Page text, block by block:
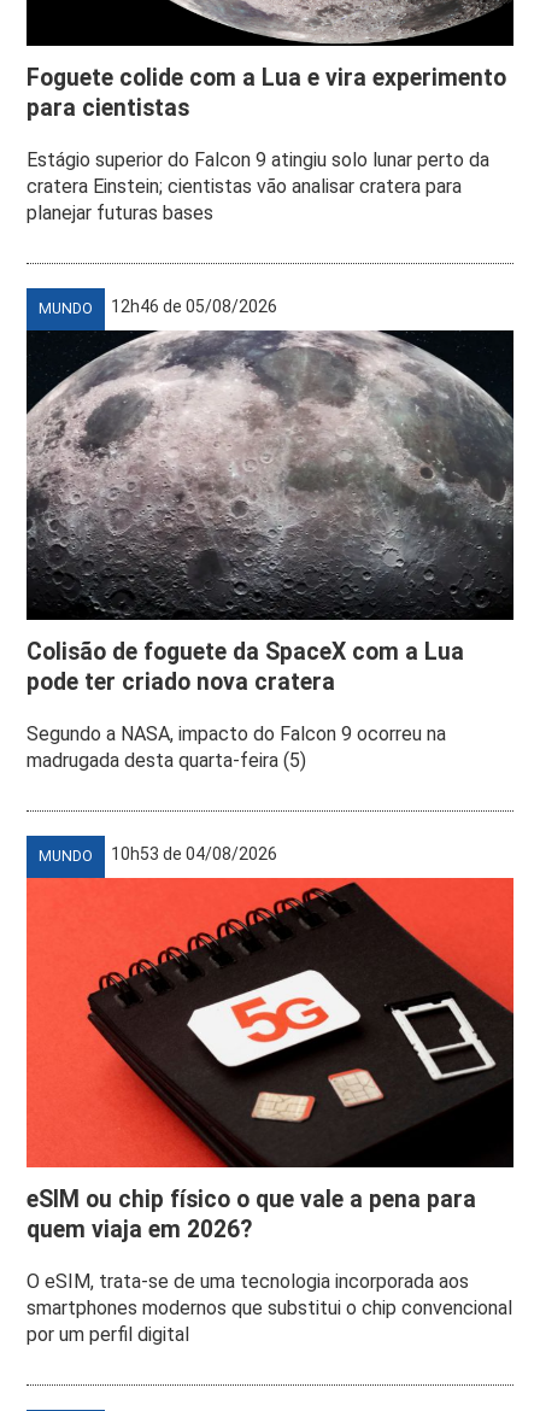
Foguete colide com a Lua e vira experimento
para cientistas
Estágio superior do Falcon 9 atingiu solo lunar perto da
cratera Einstein; cientistas vão analisar cratera para
planejar futuras bases
MUNDO 12h46 de 05/08/2026
Colisão de foguete da SpaceX com a Lua
pode ter criado nova cratera
Segundo a NASA, impacto do Falcon 9 ocorreu na
madrugada desta quarta-feira (5)
MUNDO 10h53 de 04/08/2026
eSIM ou chip físico o que vale a pena para
quem viaja em 2026?
O eSIM, trata-se de uma tecnologia incorporada aos
smartphones modernos que substitui o chip convencional
por um perfil digital